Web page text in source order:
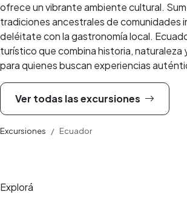
ofrece un vibrante ambiente cultural.
tradiciones ancestrales de comunidades
deléitate con la gastronomía local.
turístico que combina historia, naturaleza
para quienes buscan experiencias
Ver todas las excursiones
Excursiones Ecuador
Explorá